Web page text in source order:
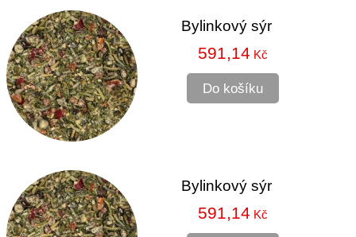
Bylinkový sýr
591,14 Kč
Do košíku
Bylinkový sýr
591,14 Kč